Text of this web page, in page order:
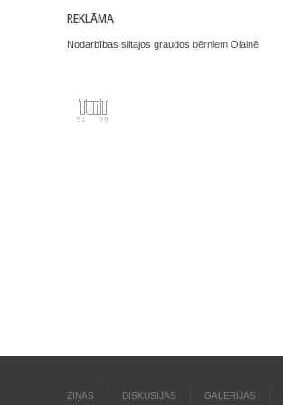
REKLĀMA
Nodarbības siltajos graudos bērniem Olainē
ZIŅAS DISKUSIJAS GALERIJAS